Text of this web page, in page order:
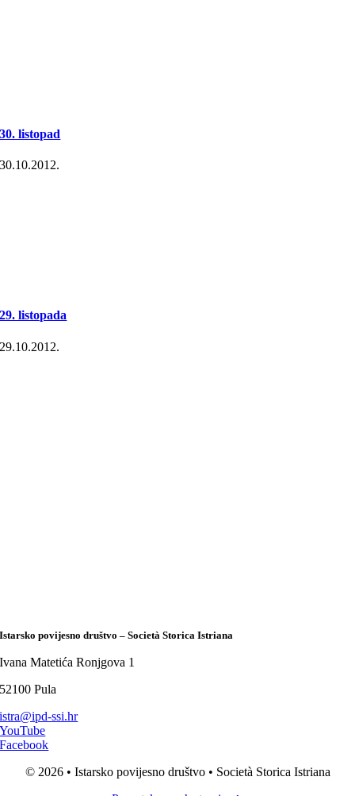
30. listopad
30.10.2012.
29. listopada
29.10.2012.
Istarsko povijesno društvo – Società Storica Istriana
Ivana Matetića Ronjgova 1
52100 Pula
istra@ipd-ssi.hr
YouTube
Facebook
© 2026 • Istarsko povijesno društvo • Società Storica Istriana